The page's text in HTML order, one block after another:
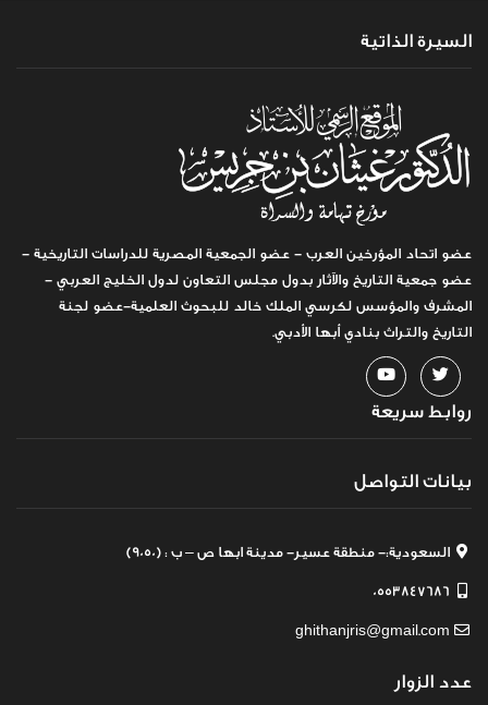
السيرة الذاتية
عضو اتحاد المؤرخين العرب - عضو الجمعية المصرية للدراسات التاريخية -
عضو جمعية التاريخ والآثار بدول مجلس التعاون لدول الخليج العربي -
المشرف والمؤسس لكرسي الملك خالد للبحوث العلمية-عضو لجنة
التاريخ والتراث بنادي أبها الأدبي.
روابط سريعة
بيانات التواصل
السعودية:- منطقة عسير- مدينة ابها ص – ب : (9050)
0553847686
ghithanjris@gmail.com
عدد الزوار